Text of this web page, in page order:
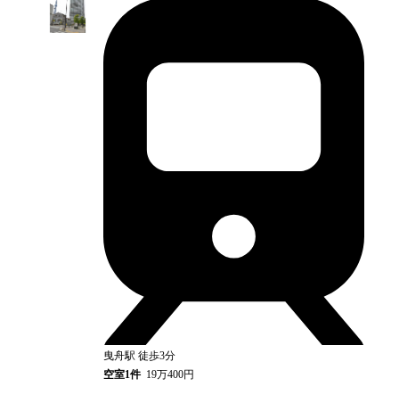
曳舟駅 徒歩3分
空室1件 19万400円